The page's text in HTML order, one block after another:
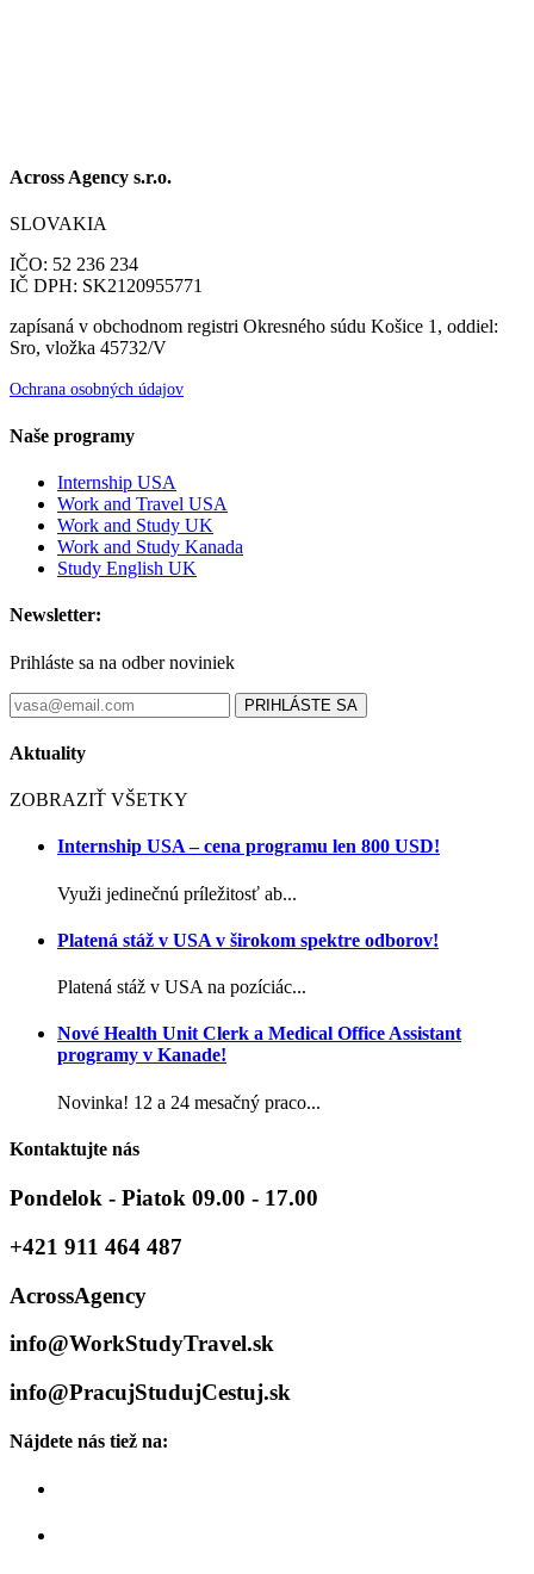
Across Agency s.r.o.
SLOVAKIA
IČO: 52 236 234
IČ DPH: SK2120955771
zapísaná v obchodnom registri Okresného súdu Košice 1, oddiel:
Sro, vložka 45732/V
Ochrana osobných údajov
Naše programy
Internship USA
Work and Travel USA
Work and Study UK
Work and Study Kanada
Study English UK
Newsletter:
Prihláste sa na odber noviniek
PRIHLÁSTE SA
Aktuality
ZOBRAZIŤ VŠETKY
Internship USA – cena programu len 800 USD!
Využi jedinečnú príležitosť ab...
Platená stáž v USA v širokom spektre odborov!
Platená stáž v USA na pozíciác...
Nové Health Unit Clerk a Medical Office Assistant
programy v Kanade!
Novinka! 12 a 24 mesačný praco...
Kontaktujte nás
Pondelok - Piatok 09.00 - 17.00
+421 911 464 487
AcrossAgency
info@WorkStudyTravel.sk
info@PracujStudujCestuj.sk
Nájdete nás tiež na: